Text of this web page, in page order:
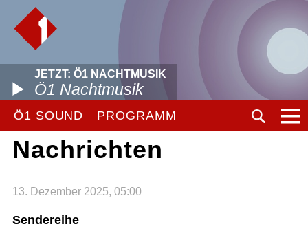
JETZT: Ö1 NACHTMUSIK
Ö1 Nachtmusik
Ö1 SOUND PROGRAMM
Nachrichten
13. Dezember 2025, 05:00
Sendereihe